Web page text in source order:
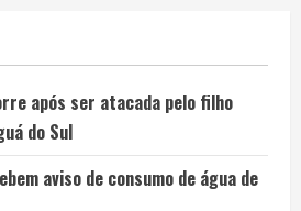
após ser atacada pelo filho
do Sul
aviso de consumo de água de